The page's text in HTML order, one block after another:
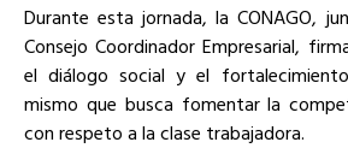
Durante esta jornada, la CONAGO,
Consejo Coordinador Empresarial,
el diálogo social y el
mismo que busca fomentar la
con respeto a la clase trabajadora.